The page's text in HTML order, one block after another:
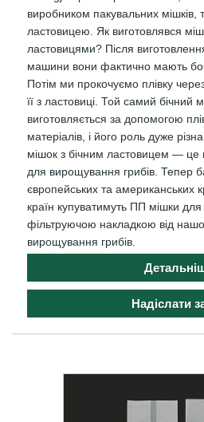
виробником пакувальних мішків,
ластовицею. Як виготовлявся
ластовицями? Після
машини вони фактично мають
Потім ми прокочуємо плівку
її з ластовиці. Той самий бічний
виготовляється за допомогою
матеріалів, і його роль дуже
мішок з бічним ластовицем — це
для вирощування грибів. Тепер
європейських та американських
країн купуватимуть ПП мішки
фільтруючою накладкою від
вирощування грибів.
Надіслати